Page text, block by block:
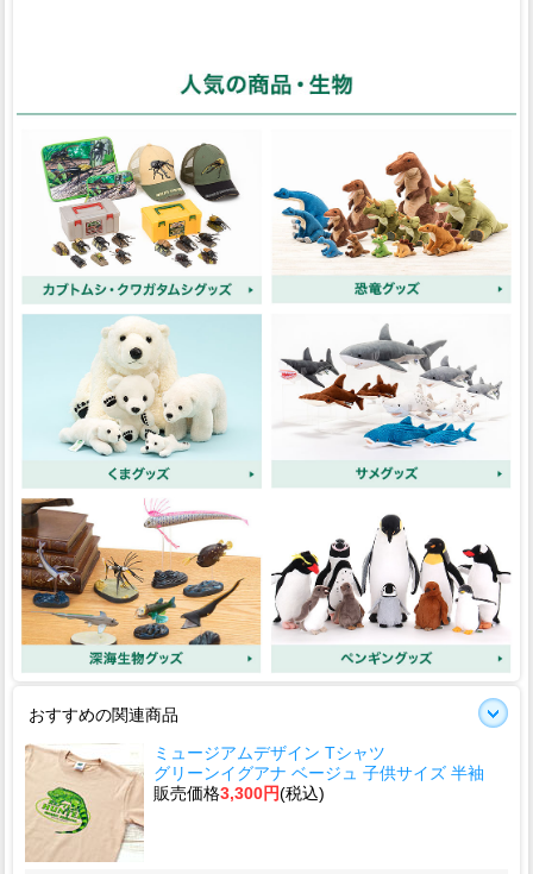
おすすめの関連商品
ミュージアムデザイン Tシャツ
グリーンイグアナ ベージュ 子供サイズ 半袖
販売価格3,300円(税込)